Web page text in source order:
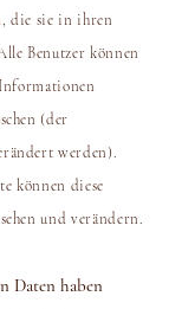
die sie in ihren
Benutzer können
(der
werden).
können diese
und verändern.
Daten haben